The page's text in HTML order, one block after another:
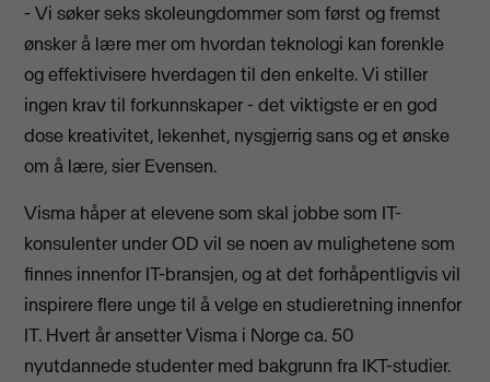
- Vi søker seks skoleungdommer som først og fremst
ønsker å lære mer om hvordan teknologi kan forenkle
og effektivisere hverdagen til den enkelte. Vi stiller
ingen krav til forkunnskaper - det viktigste er en god
dose kreativitet, lekenhet, nysgjerrig sans og et ønske
om å lære, sier Evensen.
Visma håper at elevene som skal jobbe som IT-
konsulenter under OD vil se noen av mulighetene som
finnes innenfor IT-bransjen, og at det forhåpentligvis vil
inspirere flere unge til å velge en studieretning innenfor
IT. Hvert år ansetter Visma i Norge ca. 50
nyutdannede studenter med bakgrunn fra IKT-studier.